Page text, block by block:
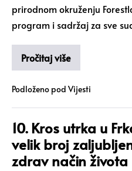
prirodnom okruženju
program i sadržaj za sve
Pročitaj više
Podloženo pod Vijesti
10. Kros utrka u
velik broj
zdrav način života